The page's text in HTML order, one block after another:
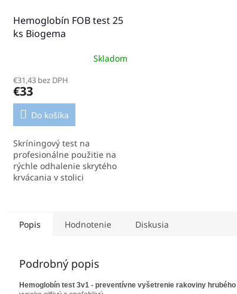
Hemoglobín FOB test 25
ks Biogema
Skladom
€31,43 bez DPH
€33
Do košíka
Skríningový test na
profesionálne použitie na
rýchle odhalenie skrytého
krvácania v stolici
určený...
Popis Hodnotenie Diskusia
Podrobný popis
Hemoglobín test 3v1 - preventívne vyšetrenie rakoviny